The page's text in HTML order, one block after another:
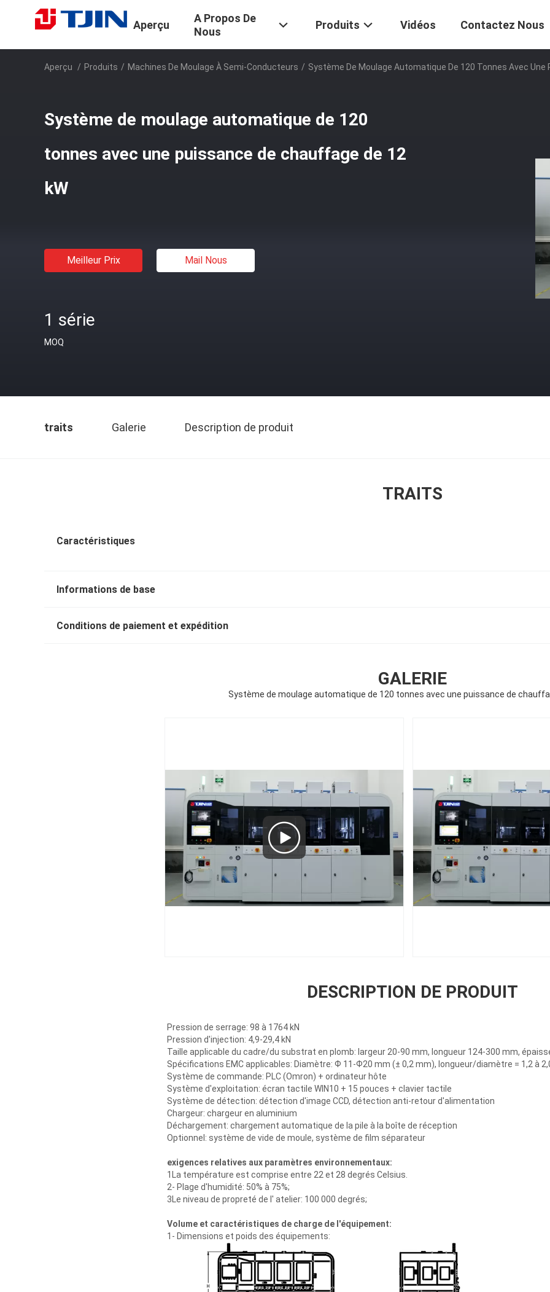
Aperçu
A Propos De
Nous
Produits Vidéos Contactez Nous
Aperçu / Produits / Machines De Moulage À Semi-Conducteurs / Système De Moulage Automatique De 120 Tonnes Avec Une
Système de moulage automatique de 120
tonnes avec une puissance de chauffage de 12
kW
Meilleur Prix Mail Nous
1 série
MOQ
traits Galerie Description de produit
TRAITS
Caractéristiques
Informations de base
Conditions de paiement et expédition
GALERIE
Système de moulage automatique de 120 tonnes avec une puissance de
DESCRIPTION DE PRODUIT
Pression de serrage: 98 à 1764 kN
Pression d'injection: 4,9-29,4 kN
Taille applicable du cadre/du substrat en plomb: largeur 20-90 mm, longueur 124-300 mm,
Spécifications EMC applicables: Diamètre: Ф 11-Ф20 mm (± 0,2 mm), longueur/diamètre = 1,2 à
Système de commande: PLC (Omron) + ordinateur hôte
Système d'exploitation: écran tactile WIN10 + 15 pouces + clavier tactile
Système de détection: détection d'image CCD, détection anti-retour d'alimentation
Chargeur: chargeur en aluminium
Déchargement: chargement automatique de la pile à la boîte de réception
Optionnel: système de vide de moule, système de film séparateur
exigences relatives aux paramètres environnementaux:
1La température est comprise entre 22 et 28 degrés Celsius.
2- Plage d'humidité: 50% à 75%;
3Le niveau de propreté de l' atelier: 100 000 degrés;
Volume et caractéristiques de charge de l'équipement:
1- Dimensions et poids des équipements: